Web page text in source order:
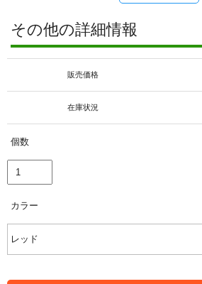
その他の詳細情報
販売価格
在庫状況
個数
カラー